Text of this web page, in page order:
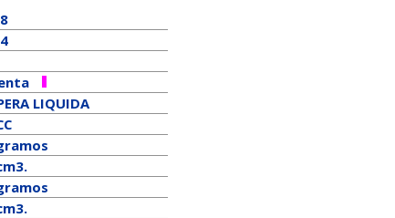
LIQUIDA